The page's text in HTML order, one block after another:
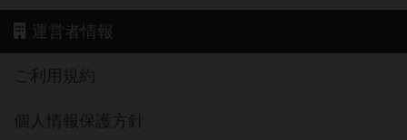
運営者情報
ご利用規約
個人情報保護方針